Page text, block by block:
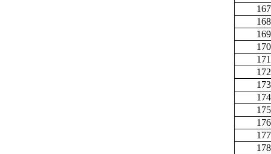
167
168
169
170
171
172
173
174
175
176
177
178